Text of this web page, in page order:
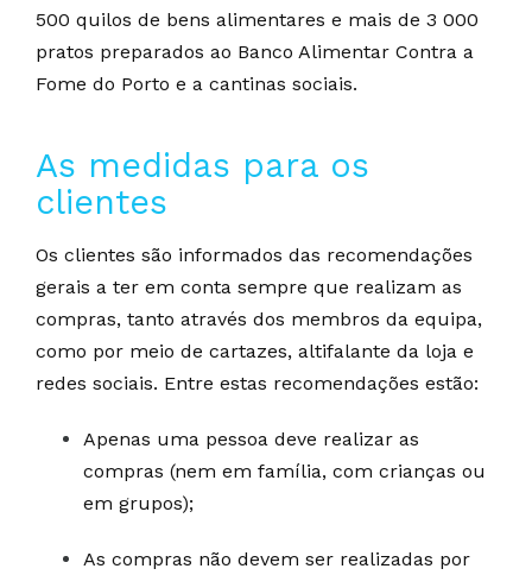
500 quilos de bens alimentares e mais de 3 000
pratos preparados ao Banco Alimentar Contra a
Fome do Porto e a cantinas sociais.
As medidas para os
clientes
Os clientes são informados das recomendações
gerais a ter em conta sempre que realizam as
compras, tanto através dos membros da equipa,
como por meio de cartazes, altifalante da loja e
redes sociais. Entre estas recomendações estão:
Apenas uma pessoa deve realizar as
compras (nem em família, com crianças ou
em grupos);
As compras não devem ser realizadas por